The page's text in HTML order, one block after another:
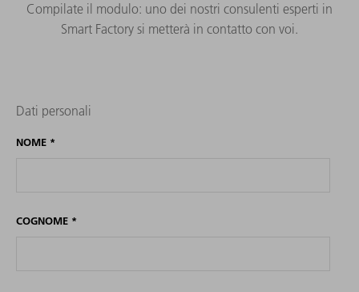
Compilate il modulo: uno dei nostri consulenti esperti in
Smart Factory si metterà in contatto con voi.
Dati personali
NOME *
COGNOME *